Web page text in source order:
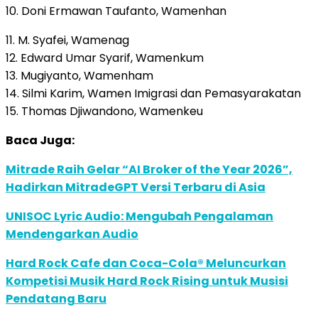
10. Doni Ermawan Taufanto, Wamenhan
11. M. Syafei, Wamenag
12. Edward Umar Syarif, Wamenkum
13. Mugiyanto, Wamenham
14. Silmi Karim, Wamen Imigrasi dan Pemasyarakatan
15. Thomas Djiwandono, Wamenkeu
Baca Juga:
Mitrade Raih Gelar “AI Broker of the Year 2026”,
Hadirkan MitradeGPT Versi Terbaru di Asia
UNISOC Lyric Audio: Mengubah Pengalaman
Mendengarkan Audio
Hard Rock Cafe dan Coca-Cola® Meluncurkan
Kompetisi Musik Hard Rock Rising untuk Musisi
Pendatang Baru